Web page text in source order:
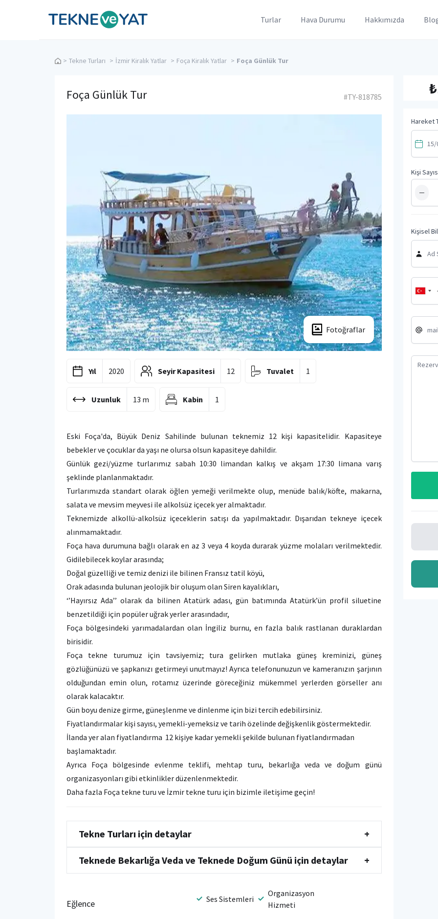
Tekne ve Yat Turlar Hava Durumu Hakkımızda
> Tekne Turları > İzmir Kiralık Yatlar > Foça Kiralık Yatlar > Foça Günlük Tur
Foça Günlük Tur #TY-818785
Fotoğraflar
Yıl 2020 Seyir Kapasitesi 12 Tuvalet 1
Uzunluk 13 m Kabin 1
Eski Foça'da, Büyük Deniz Sahilinde bulunan teknemiz 12 kişi kapasitelidir. Kapasiteye
bebekler ve çocuklar da yaşı ne olursa olsun kapasiteye dahildir.
Günlük gezi/yüzme turlarımız sabah 10:30 limandan kalkış ve akşam 17:30 limana varış
şeklinde planlanmaktadır.
Turlarımızda standart olarak öğlen yemeği verilmekte olup, menüde balık/köfte, makarna,
salata ve mevsim meyvesi ile alkolsüz içecek yer almaktadır.
Teknemizde alkollü-alkolsüz içeceklerin satışı da yapılmaktadır. Dışarıdan tekneye içecek
alınmamaktadır.
Foça hava durumuna bağlı olarak en az 3 veya 4 koyda durarak yüzme molaları verilmektedir.
Gidilebilecek koylar arasında;
Doğal güzelliği ve temiz denizi ile bilinen Fransız tatil köyü,
Orak adasında bulunan jeolojik bir oluşum olan Siren kayalıkları,
‘’Hayırsız Ada’’ olarak da bilinen Atatürk adası, gün batımında Atatürk’ün profil siluetine
benzetildiği için popüler uğrak yerler arasındadır,
Foça bölgesindeki yarımadalardan olan İngiliz burnu, en fazla balık rastlanan duraklardan
birisidir.
Foça tekne turumuz için tavsiyemiz; tura gelirken mutlaka güneş kreminizi, güneş
gözlüğünüzü ve şapkanızı getirmeyi unutmayız! Ayrıca telefonunuzun ve kameranızın şarjının
olduğundan emin olun, rotamız üzerinde göreceğiniz mükemmel yerlerden görseller anı
olarak kalacaktır.
Gün boyu denize girme, güneşlenme ve dinlenme için bizi tercih edebilirsiniz.
Fiyatlandırmalar kişi sayısı, yemekli-yemeksiz ve tarih özelinde değişkenlik göstermektedir.
İlanda yer alan fiyatlandırma 12 kişiye kadar yemekli şekilde bulunan fiyatlandırmadan
başlamaktadır.
Ayrıca Foça bölgesinde evlenme teklifi, mehtap turu, bekarlığa veda ve doğum günü
organizasyonları gibi etkinlikler düzenlenmektedir.
Daha fazla Foça tekne turu ve İzmir tekne turu için bizimle iletişime geçin!
Tekne Turları için detaylar +
Teknede Bekarlığa Veda ve Teknede Doğum Günü için detaylar +
Eğlence Ses Sistemleri
Organizasyon
Hizmeti
Hareket
Kişi
−
Kişisel